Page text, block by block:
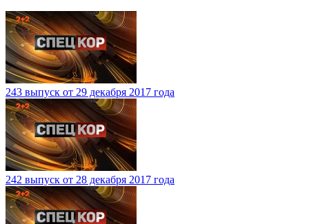
243 выпуск от 29 декабря 2017 года
242 выпуск от 28 декабря 2017 года